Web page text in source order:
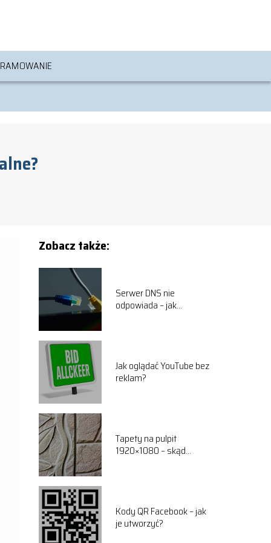
Zobacz także:
Serwer DNS nie
odpowiada – jak
Jak oglądać YouTube bez
reklam?
Tapety na pulpit
1920×1080 – skąd
Kody QR Facebook – jak
je utworzyć?